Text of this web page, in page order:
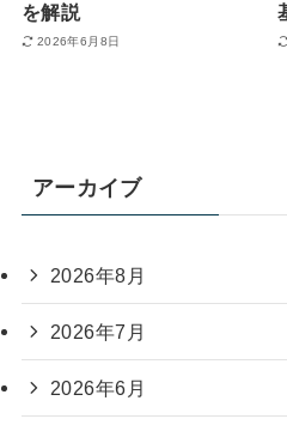
を解説
2026年6月8日
アーカイブ
2026年8月
2026年7月
2026年6月